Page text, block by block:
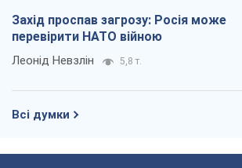
Захід проспав загрозу: Росія може
перевірити НАТО війною
Леонід Невзлін 5,8 т.
Всі думки